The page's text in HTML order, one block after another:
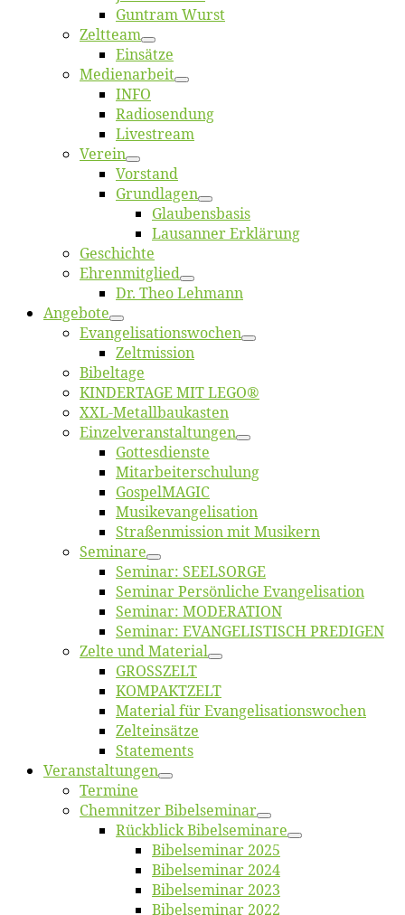
Gun­tram Wurst
Zelt­team
Ein­sät­ze
Me­di­en­ar­beit
INFO
Ra­dio­sen­dung
Live­stream
Ver­ein
Vor­stand
Grund­la­gen
Glaubens­ba­sis
Lausan­ner Erklärung
Ge­schich­te
Eh­ren­mit­glied
Dr. Theo Lehmann
An­ge­bo­te
Evangelisa­tions­wo­chen
Zelt­mis­si­on
Bi­bel­ta­ge
KINDERTAGE MIT LEGO®
XXL-Me­­tal­l­­bau­­kas­­ten
Einzelver­an­stal­tungen
Got­tes­diens­te
Mitarbeiter­schulung
Gos­pel­MA­GIC
Musikevan­ge­li­sa­tion
Straßenmis­sion mit Musikern
Se­mi­na­re
Se­mi­nar: SEELSORGE
Se­mi­nar Per­sön­li­che Evangelisation
Se­mi­nar: MODERATION
Se­mi­nar: EVANGELISTISCH PREDIGEN
Zel­te und Material
GROSSZELT
KOMPAKTZELT
Ma­te­ri­al für Evangelisationswochen
Zelt­ein­sät­ze
State­ments
Ver­an­stal­tun­gen
Ter­mi­ne
Chemnit­zer Bibelseminar
Rück­blick Bibelseminare
Bi­bel­se­mi­nar 2025
Bi­bel­se­mi­nar 2024
Bi­bel­se­mi­nar 2023
Bi­bel­se­mi­nar 2022